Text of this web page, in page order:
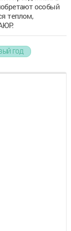
особый
теплом,
ГОД